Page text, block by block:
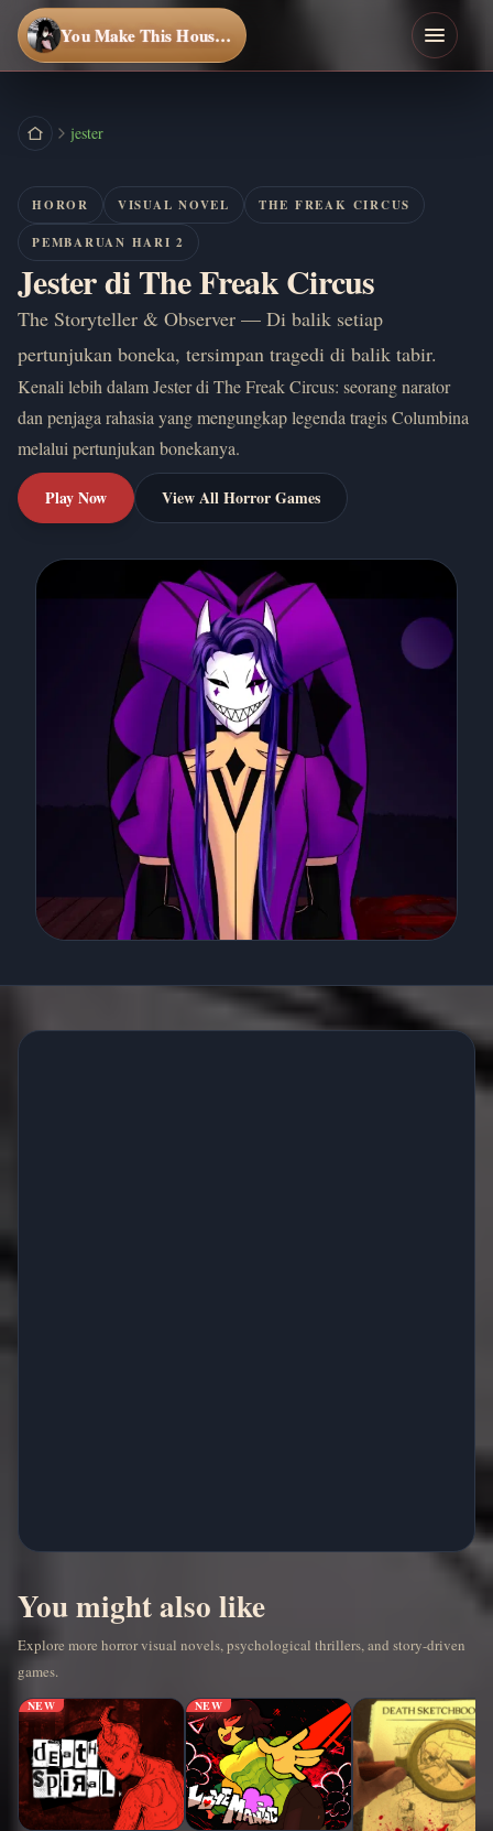
You Make This House a Home
jester
HOROR VISUAL NOVEL THE FREAK CIRCUS
PEMBARUAN HARI 2
Jester di The Freak Circus
The Storyteller & Observer — Di balik setiap
pertunjukan boneka, tersimpan tragedi di balik tabir.
Kenali lebih dalam Jester di The Freak Circus: seorang narator
dan penjaga rahasia yang mengungkap legenda tragis Columbina
melalui pertunjukan bonekanya.
Play Now View All Horror Games
You might also like
Explore more horror visual novels, psychological thrillers, and story-driven
games.
NEW NEW